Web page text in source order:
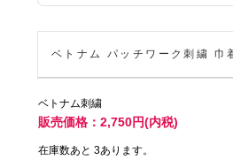
ベトナム パッチワーク刺繍 巾
ベトナム刺繍
販売価格：2,750円(内税)
在庫数あと 3あります。